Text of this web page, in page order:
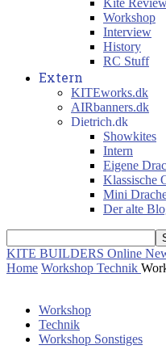
Kite
Workshop
Interview
History
RC Stuff
Extern
KITEworks.dk
AIRbanners.dk
Dietrich.dk
Showkites
Intern
Eigene
Klassische
Mini
Der alte
KITE BUILDERS Online
Home Workshop Technik
Workshop
Technik
Workshop Sonstiges